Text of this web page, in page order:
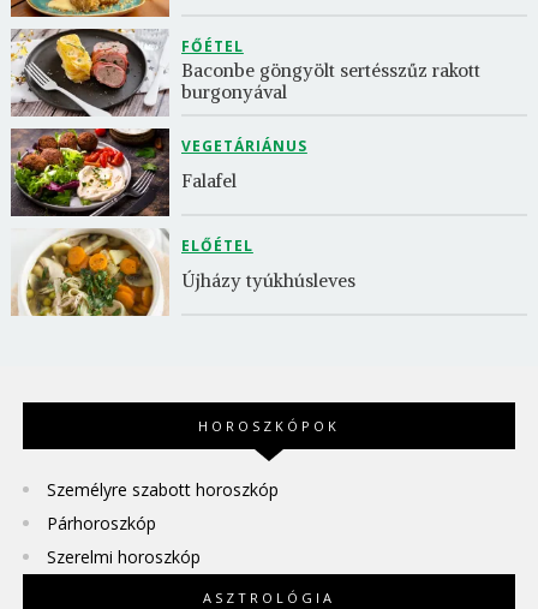
FŐÉTEL
Baconbe göngyölt sertésszűz rakott
burgonyával
VEGETÁRIÁNUS
Falafel
ELŐÉTEL
Újházy tyúkhúsleves
HOROSZKÓPOK
Személyre szabott horoszkóp
Párhoroszkóp
Szerelmi horoszkóp
ASZTROLÓGIA